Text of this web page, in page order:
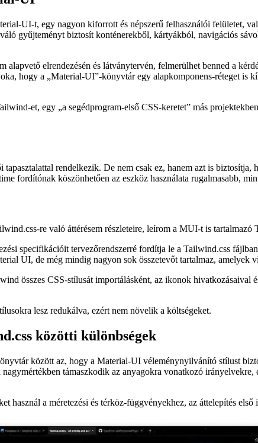
UI
UI-t, egy nagyon kiforrott és népszerű felhasználói felületet,
gyűjteményt biztosít konténerekből, kártyákból, navigációs
alapvető elrendezésén és látványtervén, felmerülhet benned a
hogy a „Material-UI”-könyvtár egy alapkomponens-réteget is
et, egy „a segédprogram-első CSS-keretet” más
rendelkezik. De nem csak ez, hanem azt is
fordítónak köszönhetően az eszköz használata rugalmasabb, mint
re való áttérésem részleteire, leírom a MUI-t is tartalmazó
specifikációit tervezőrendszerré fordítja le a Tailwind.css fájlban
UI, de még mindig nagyon sok összetevőt tartalmaz, amelyek
összes CSS-stílusát importálásként, az ikonok hivatkozásaival
lesz redukálva, ezért nem növelik a költségeket.
közötti különbségek
között az, hogy a Material-UI véleménynyilvánító stílust
támaszkodik az anyagokra vonatkozó
használ a méretezési és térköz-függvényekhez, az áttelepítés